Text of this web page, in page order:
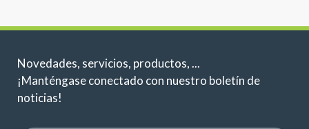
Novedades, servicios, productos, ...
¡Manténgase conectado con nuestro boletín de
noticias!